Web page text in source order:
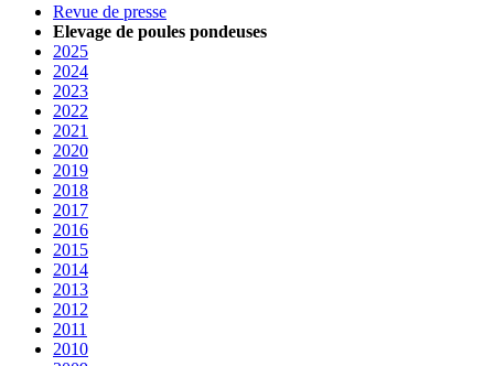
Revue de presse
Elevage de poules pondeuses
2025
2024
2023
2022
2021
2020
2019
2018
2017
2016
2015
2014
2013
2012
2011
2010